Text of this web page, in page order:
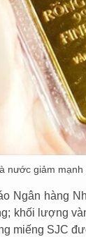
nước giảm
Ngân hàng
khối lượng
miếng SJC